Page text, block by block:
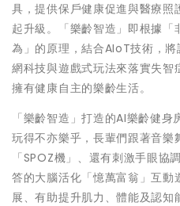
具，提供保戶健康促進與醫療
起升級。「樂齡智造」即根據
為」的原理，結合AIoT技術，
網科技與遊戲式玩法來落實失
擁有健康自主的樂齡生活。
「樂齡智造」打造的AI樂齡健
玩得不亦樂乎，長輩們跟著音
「SPOZ機」、還有刺激手眼協
答的大腦活化「憶萬富翁」互
展、有助提升肌力、體能及認